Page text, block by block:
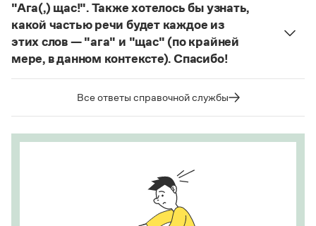
восклицательных предложениях: Где ты только
не был!
"Ага(,) щас!". Также хотелось бы узнать,
какой частью речи будет каждое из
этих слов — "ага" и "щас" (по крайней
мере, в данном контексте). Спасибо!
Ага—частица, которая в данном случае
используется для эмоционального усиления
фразеологизм (коммуникема, нечленимое
отрицания, несогласия, отказа сделать что-либо,
иногда в сочетании с презрением, возмущением
и т. п. (см.: Меликян В. Ю. Синтаксический
Все ответы справочной службы